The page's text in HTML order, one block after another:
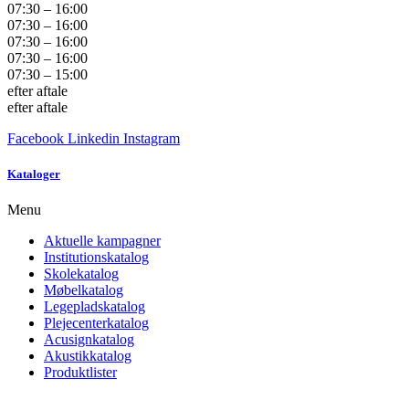
07:30 – 16:00
07:30 – 16:00
07:30 – 16:00
07:30 – 16:00
07:30 – 15:00
efter aftale
efter aftale
Facebook Linkedin Instagram
Kataloger
Menu
Aktuelle kampagner
Institutionskatalog
Skolekatalog
Møbelkatalog
Legepladskatalog
Plejecenterkatalog
Acusignkatalog
Akustikkatalog
Produktlister